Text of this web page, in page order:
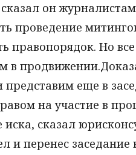
он
проведение
правопорядок. Но
в
еще в
на участие в
сказал
и перенес заседание